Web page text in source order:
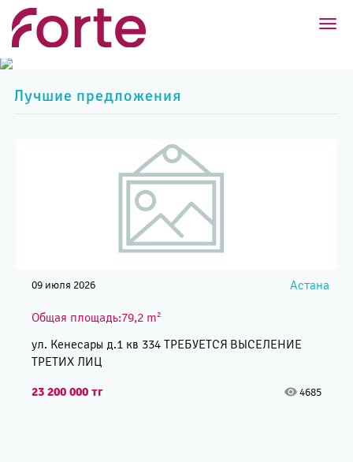
Лучшие предложения
09 июля 2026 Астана
Общая площадь:79,2 m2
ул. Кенесары д.1 кв 334 ТРЕБУЕТСЯ ВЫСЕЛЕНИЕ
ТРЕТИХ ЛИЦ
23 200 000 тг 4685